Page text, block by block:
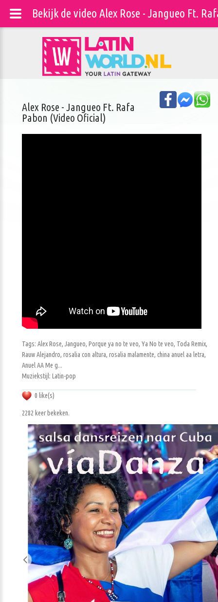
Alex Rose - Jangueo Ft. Rafa
Pabon (Video Oficial)
Tags: Alex Rose, Jangueo, Porque ya no te veo, Ya No te veo, Toda Remix,
Rauw Alejandro, rosalia con altura, rosalia malamente, china anuel aa letra,
Anuel AA Me g...
Muziekstijl: Latin-pop
0 like(s)
2282 keer bekeken.
Bekijk de video Alex Rose - Jangueo Ft.